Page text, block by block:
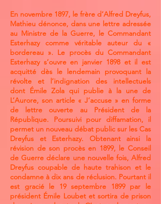
En novembre 1897, le frère d’Alfred Dreyfus,
Mathieu dénonce, dans une lettre adressée
au Ministre de la Guerre, le Commandant
Esterhazy comme véritable auteur du «
bordereau ». Le procès du Commandant
Esterhazy s’ouvre en janvier 1898 et il est
acquitté dès le lendemain provoquant la
révolte et l’indignation des intellectuels
dont Émile Zola qui publie à la une de
L’Aurore, son article « J’accuse » en forme
de lettre ouverte au Président de la
République. Poursuivi pour diffamation, il
permet un nouveau débat public sur les Cas
Dreyfus et Esterhazy. Obtenant ainsi la
révision de son procès en 1899, le Conseil
de Guerre déclare une nouvelle fois, Alfred
Dreyfus coupable de haute trahison et le
condamne à dix ans de réclusion. Pourtant il
est gracié le 19 septembre 1899 par le
président Émile Loubet et sortira de prison